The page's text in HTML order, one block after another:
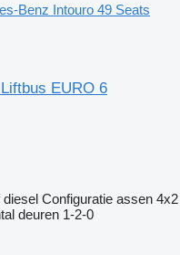
Benz Intouro 49 Seats
EURO 6
diesel Configuratie assen 4x2
deuren 1-2-0